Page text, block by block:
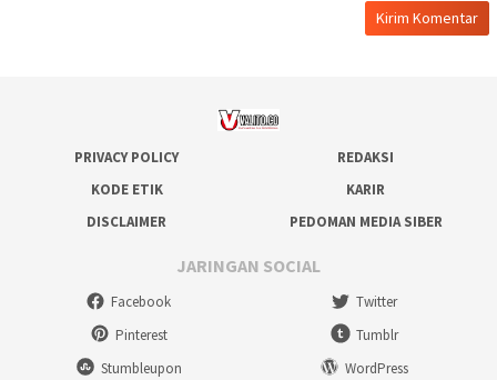
PRIVACY POLICY
REDAKSI
KODE ETIK
KARIR
DISCLAIMER
PEDOMAN MEDIA SIBER
JARINGAN SOCIAL
Facebook
Twitter
Pinterest
Tumblr
Stumbleupon
WordPress